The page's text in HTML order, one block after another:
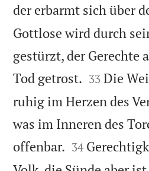
der erbarmt sich über
Gottlose wird durch
gestürzt, der Gerechte
Tod getrost. 

33 Die
ruhig im Herzen des
was im Inneren des
offenbar. 

34